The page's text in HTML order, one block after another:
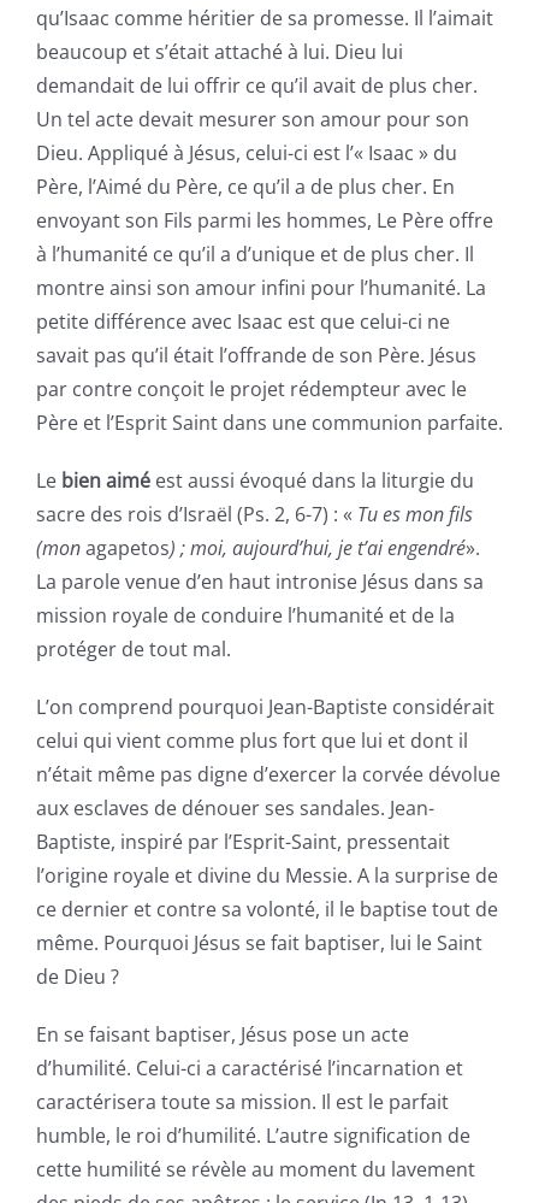
qu’Isaac comme héritier de sa promesse. Il l’aimait
beaucoup et s’était attaché à lui. Dieu lui
demandait de lui offrir ce qu’il avait de plus cher.
Un tel acte devait mesurer son amour pour son
Dieu. Appliqué à Jésus, celui-ci est l’« Isaac » du
Père, l’Aimé du Père, ce qu’il a de plus cher. En
envoyant son Fils parmi les hommes, Le Père offre
à l’humanité ce qu’il a d’unique et de plus cher. Il
montre ainsi son amour infini pour l’humanité. La
petite différence avec Isaac est que celui-ci ne
savait pas qu’il était l’offrande de son Père. Jésus
par contre conçoit le projet rédempteur avec le
Père et l’Esprit Saint dans une communion parfaite.
Le bien aiméest aussi évoqué dans la liturgie du
sacre des rois d’Israël (Ps. 2, 6-7) : « Tu es mon fils
(monagapetos) ; moi, aujourd’hui, je t’ai engendré».
La parole venue d’en haut intronise Jésus dans sa
mission royale de conduire l’humanité et de la
protéger de tout mal.
L’on comprend pourquoi Jean-Baptiste considérait
celui qui vient comme plus fort que lui et dont il
n’était même pas digne d’exercer la corvée dévolue
aux esclaves de dénouer ses sandales. Jean-
Baptiste, inspiré par l’Esprit-Saint, pressentait
l’origine royale et divine du Messie. A la surprise de
ce dernier et contre sa volonté, il le baptise tout de
même. Pourquoi Jésus se fait baptiser, lui le Saint
de Dieu ?
En se faisant baptiser, Jésus pose un acte
d’humilité. Celui-ci a caractérisé l’incarnation et
caractérisera toute sa mission. Il est le parfait
humble, le roi d’humilité. L’autre signification de
cette humilité se révèle au moment du lavement